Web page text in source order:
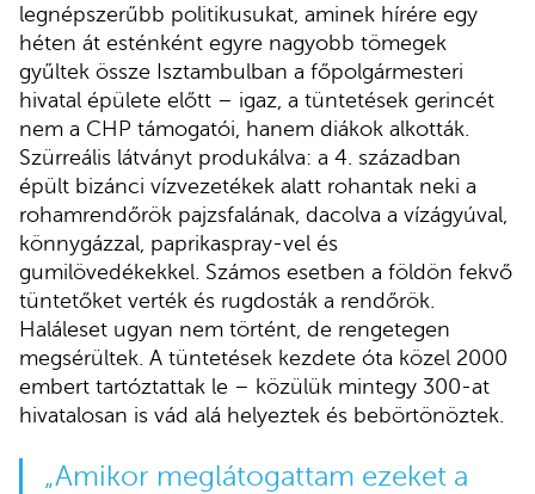
legnépszerűbb politikusukat, aminek hírére egy
héten át esténként egyre nagyobb tömegek
gyűltek össze Isztambulban a főpolgármesteri
hivatal épülete előtt – igaz, a tüntetések gerincét
nem a CHP támogatói, hanem diákok alkották.
Szürreális látványt produkálva: a 4. században
épült bizánci vízvezetékek alatt rohantak neki a
rohamrendőrök pajzsfalának, dacolva a vízágyúval,
könnygázzal, paprikaspray-vel és
gumilövedékekkel. Számos esetben a földön fekvő
tüntetőket verték és rugdosták a rendőrök.
Haláleset ugyan nem történt, de rengetegen
megsérültek. A tüntetések kezdete óta közel 2000
embert tartóztattak le – közülük mintegy 300-at
hivatalosan is vád alá helyeztek és bebörtönöztek.
„Amikor meglátogattam ezeket a